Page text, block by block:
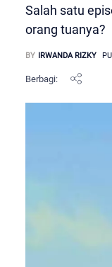
Salah satu
orang tuanya?